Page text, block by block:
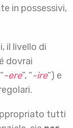
in possessivi,
il livello di
dovrai
-ere”, “-ire”) e
tutti